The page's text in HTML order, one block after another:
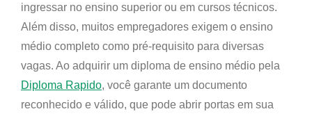
ingressar no ensino superior ou em cursos técnicos.
Além disso, muitos empregadores exigem o ensino
médio completo como pré-requisito para diversas
vagas. Ao adquirir um diploma de ensino médio pela
Diploma Rapido, você garante um documento
reconhecido e válido, que pode abrir portas em sua